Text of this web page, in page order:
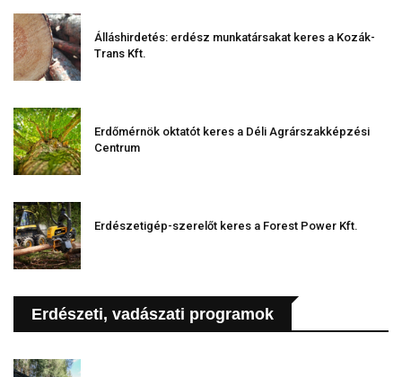
Álláshirdetés: erdész munkatársakat keres a Kozák-
Trans Kft.
Erdőmérnök oktatót keres a Déli Agrárszakképzési
Centrum
Erdészetigép-szerelőt keres a Forest Power Kft.
Erdészeti, vadászati programok